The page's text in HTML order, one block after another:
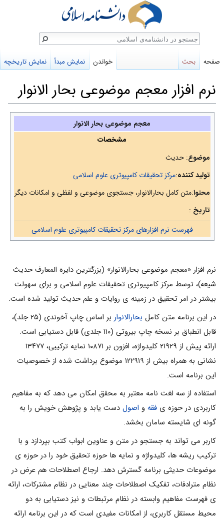
نرم افزار معجم موضوعی بحار الانوار
پرش
پرش
معجم موضوعی بحار الانوار
مشخصات
موضوع: حدیث
تولید کننده:مرکز تحقیقات کامپیوتری علوم اسلامی
محتوا:متن کامل بحارالانوار، جستجوی موضوعی و لفظی و امکانات دیگر
تاریخ :
فهرست نرم افزارهای مرکز تحقیقات کامپیوتری علوم اسلامی
نرم افزار «معجم موضوعی بحارالانوار» (بزرگترین دایره المعارف حدیث
شیعه)، توسط مرکز کامپیوتری تحقیقات علوم اسلامی و برای سهولت
بیشتر در امر تحقیق در زمینه ی روایات و علم حدیث تولید شده است.
در این برنامه متن کامل بحارالانوار
بر اساس چاپ آخوندی (۲۵ جلد)،
قابل انطباق بر نسخه چاپ بیروتی (۱۱۰ جلدی) قابل دستیابی است.
ارائه پیش از ۲۱۹۲۹ کلیدواژه، افزون بر ۱۰۸۷۱ نمایه ترکیبی، ۱۳۴۷۷
نشانی به همراه بیش از ۱۲۲۹۱۹ موضوع برداشت شده از خصوصیات
این برنامه است.
استفاده از سه لغت نامه معتبر به محقق امکان می دهد که به مفاهیم
کاربردی در حوزه ی فقه و اصول دست یابد و پژوهش خویش را به
گونه ای شایسته سامان بخشد.
کاربر می تواند به جستجو در متن و عناوین ابواب کتب بپردازد و با
ترکیب ریشه ها، کلیدواژه و نمایه ها حوزه تحقیق خود را در حوزه ی
موضوعات حدیثی برنامه گسترش دهد. ارجاع اصطلاحات هم عرض در
نظام مترادفات، تفکیک اصطلاحات چند معنایی در نظام مشترکات، ارائه
ی فهرست مفاهیم وابسته در نظام مرتبطات و نیز دستیابی به دو
محیط مستقل کاربری، از امکانات مفیدی است که در این برنامه ارائه
صفحه بحث خواندن نمایش مبدأ نمایش تاریخچه
جستجو